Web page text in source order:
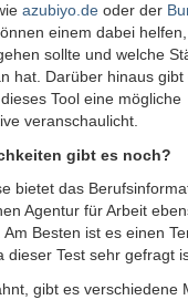
azubiyo.de oder der
einem dabei
sollte und welche
hat. Darüber hinaus gibt
Tool eine mögliche
veranschaulicht.
gibt es noch?
bietet das
Agentur für Arbeit
Besten ist es einen
dieser Test sehr gefragt
gibt es verschiedene